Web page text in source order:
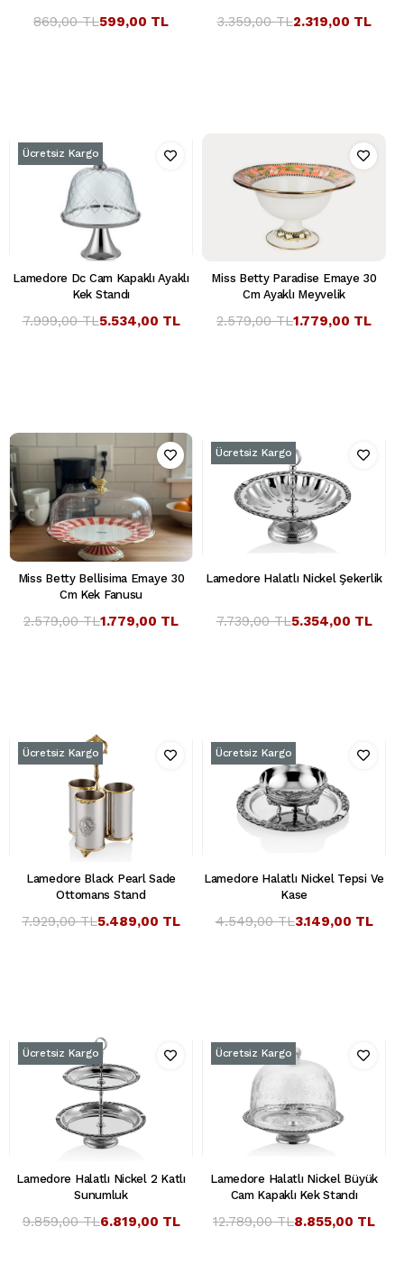
599,00 TL
869,00 TL 2.319,00 TL
3.359,00 TL
Lamedore Dc Cam Kapaklı Ayaklı
Kek Standı
5.534,00 TL
7.999,00 TL
Ücretsiz Kargo
Miss Betty Paradise Emaye 30
Cm Ayaklı Meyvelik
1.779,00 TL
2.579,00 TL
Miss Betty Bellisima Emaye 30
Cm Kek Fanusu
1.779,00 TL
2.579,00 TL
Lamedore Halatlı Nickel Şekerlik
5.354,00 TL
7.739,00 TL
Ücretsiz Kargo
Lamedore Black Pearl Sade
Ottomans Stand
5.489,00 TL
7.929,00 TL
Ücretsiz Kargo
Lamedore Halatlı Nickel Tepsi Ve
Kase
3.149,00 TL
4.549,00 TL
Ücretsiz Kargo
Lamedore Halatlı Nickel 2 Katlı
Sunumluk
6.819,00 TL
9.859,00 TL
Ücretsiz Kargo
Lamedore Halatlı Nickel Büyük
Cam Kapaklı Kek Standı
8.855,00 TL
12.789,00 TL
Ücretsiz Kargo